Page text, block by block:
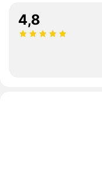
4,8